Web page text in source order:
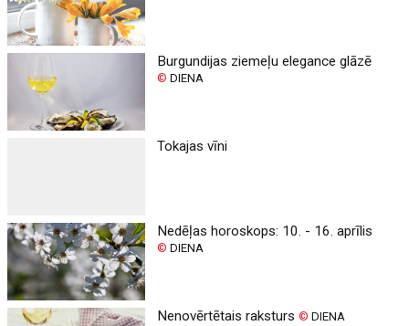
Burgundijas ziemeļu elegance glāzē
© DIENA
Tokajas vīni
Nedēļas horoskops: 10. - 16. aprīlis
© DIENA
Nenovērtētais raksturs© DIENA